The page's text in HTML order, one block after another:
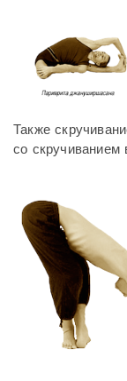
Также
со скручиванием